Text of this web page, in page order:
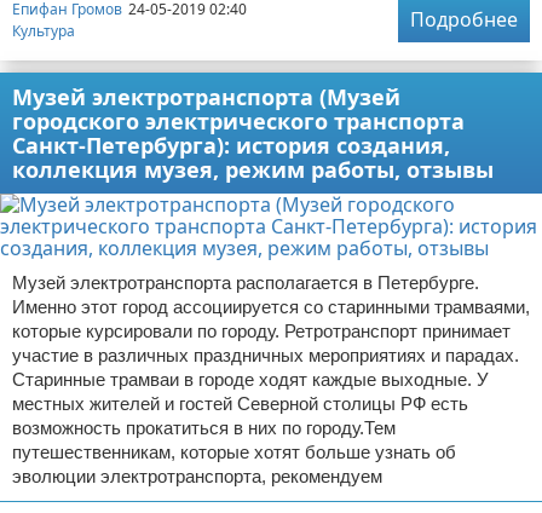
Епифан Громов 24-05-2019 02:40
Культура
Подробнее
Музей электротранспорта (Музей
городского электрического транспорта
Санкт-Петербурга): история создания,
коллекция музея, режим работы, отзывы
Музей электротранспорта располагается в Петербурге.
Именно этот город ассоциируется со старинными трамваями,
которые курсировали по городу. Ретротранспорт принимает
участие в различных праздничных мероприятиях и парадах.
Старинные трамваи в городе ходят каждые выходные. У
местных жителей и гостей Северной столицы РФ есть
возможность прокатиться в них по городу.Тем
путешественникам, которые хотят больше узнать об
эволюции электротранспорта, рекомендуем